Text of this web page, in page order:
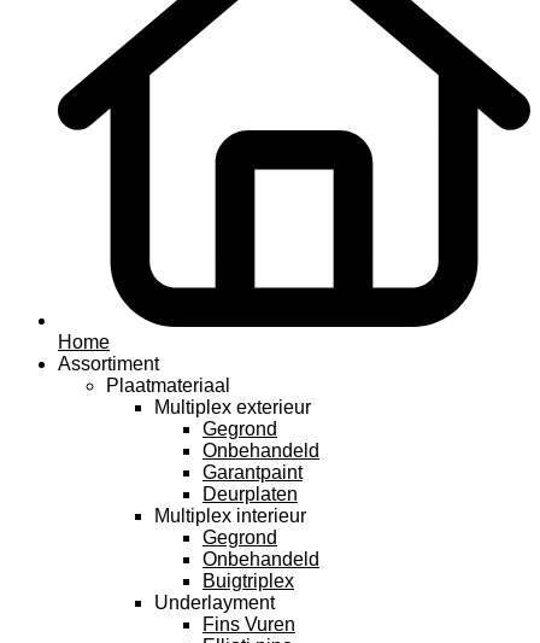
Home
Assortiment
Plaatmateriaal
Multiplex exterieur
Gegrond
Onbehandeld
Garantpaint
Deurplaten
Multiplex interieur
Gegrond
Onbehandeld
Buigtriplex
Underlayment
Fins Vuren